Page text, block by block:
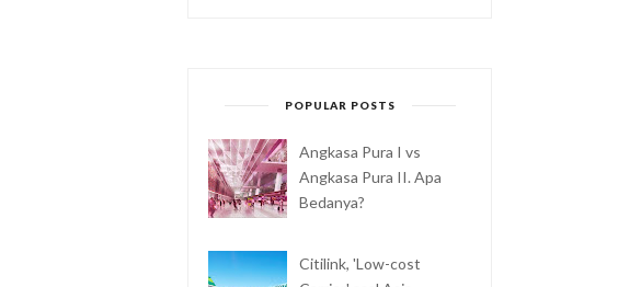
POPULAR POSTS
Angkasa Pura I vs
Angkasa Pura II. Apa
Bedanya?
Citilink, 'Low-cost